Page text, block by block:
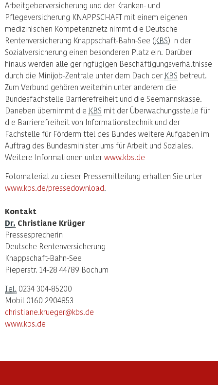
Arbeitgeberversicherung und der Kranken- und
Pflegeversicherung KNAPPSCHAFT mit einem eigenen
medizinischen Kompetenznetz nimmt die Deutsche
Rentenversicherung Knappschaft-Bahn-See (KBS) in der
Sozialversicherung einen besonderen Platz ein. Darüber
hinaus werden alle geringfügigen Beschäftigungsverhältnisse
durch die Minijob-Zentrale unter dem Dach der KBS betreut.
Zum Verbund gehören weiterhin unter anderem die
Bundesfachstelle Barrierefreiheit und die Seemannskasse.
Daneben übernimmt die KBS mit der Überwachungsstelle für
die Barrierefreiheit von Informationstechnik und der
Fachstelle für Fördermittel des Bundes weitere Aufgaben im
Auftrag des Bundesministeriums für Arbeit und Soziales.
Weitere Informationen unter www.kbs.de
Fotomaterial zu dieser Pressemitteilung erhalten Sie unter
www.kbs.de/pressedownload.
Kontakt
Dr. Christiane Krüger
Pressesprecherin
Deutsche Rentenversicherung
Knappschaft-Bahn-See
Pieperstr. 14-28 44789 Bochum
Tel. 0234 304-85200
Mobil 0160 2904853
christiane.krueger@kbs.de
www.kbs.de